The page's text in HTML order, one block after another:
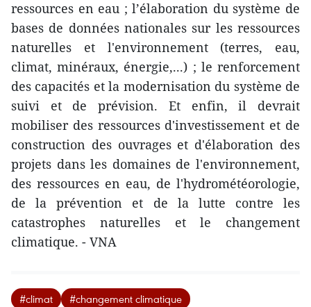
ressources en eau ; l’élaboration du système de
bases de données nationales sur les ressources
naturelles et l'environnement (terres, eau,
climat, minéraux, énergie,...) ; le renforcement
des capacités et la modernisation du système de
suivi et de prévision. Et enfin, il devrait
mobiliser des ressources d'investissement et de
construction des ouvrages et d'élaboration des
projets dans les domaines de l'environnement,
des ressources en eau, de l'hydrométéorologie,
de la prévention et de la lutte contre les
catastrophes naturelles et le changement
climatique. - VNA
#climat #changement climatique